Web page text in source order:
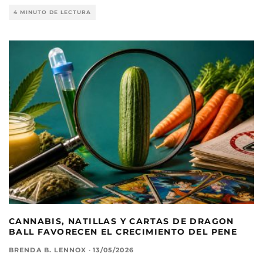
4 MINUTO DE LECTURA
CANNABIS, NATILLAS Y CARTAS DE DRAGON
BALL FAVORECEN EL CRECIMIENTO DEL PENE
BRENDA B. LENNOX · 13/05/2026